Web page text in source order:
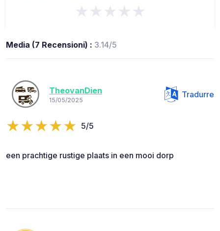
★★★★★
Media (7 Recensioni) : 3.14/5
TheovanDien
15/05/2025
Tradurre
5/5
een prachtige rustige plaats in een mooi dorp